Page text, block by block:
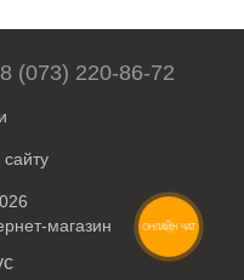
(073) 220-86-72
сайту
магазин
ОНЛАЙН ЧАТ